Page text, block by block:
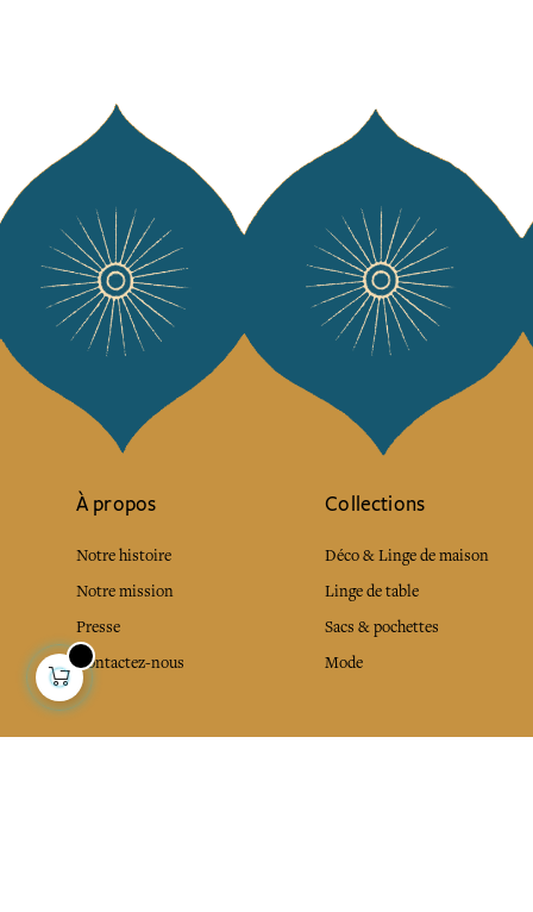
À propos
Notre histoire
Notre mission
Presse
Contactez-nous
Collections
Déco & Linge de maison
Linge de table
Sacs & pochettes
Mode